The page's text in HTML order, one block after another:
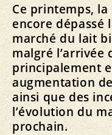
Ce printemps,
encore dépassé
marché du lait
malgré l’arrivée
principalement
augmentation
ainsi que des
l’évolution du
prochain.